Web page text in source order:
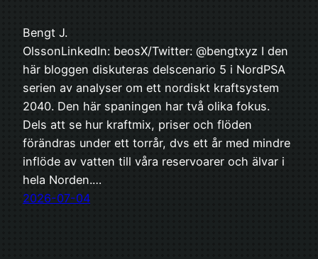
Bengt J.
OlssonLinkedIn: beosX/Twitter: @bengtxyz I den
här bloggen diskuteras delscenario 5 i NordPSA
serien av analyser om ett nordiskt kraftsystem
2040. Den här spaningen har två olika fokus.
Dels att se hur kraftmix, priser och flöden
förändras under ett torrår, dvs ett år med mindre
inflöde av vatten till våra reservoarer och älvar i
hela Norden.…
2026-07-04